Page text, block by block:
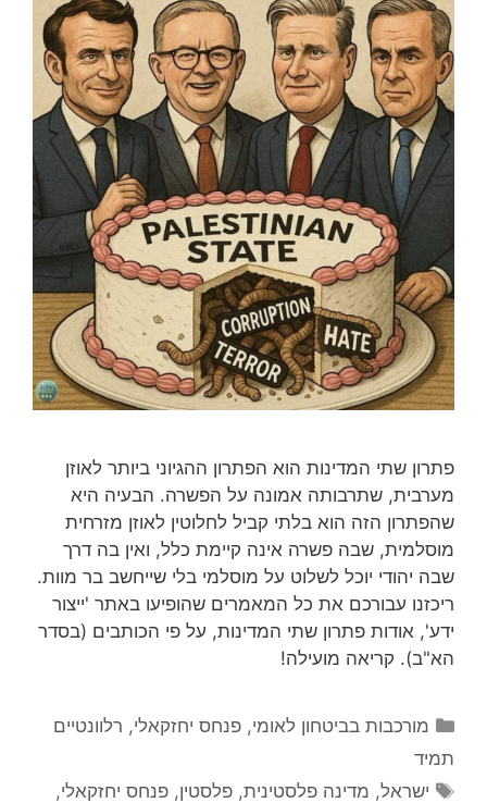
פתרון שתי המדינות הוא הפתרון ההגיוני ביותר לאוזן
מערבית, שתרבותה אמונה על הפשרה. הבעיה היא
שהפתרון הזה הוא בלתי קביל לחלוטין לאוזן מזרחית
מוסלמית, שבה פשרה אינה קיימת כלל, ואין בה דרך
שבה יהודי יוכל לשלוט על מוסלמי בלי שייחשב בר מוות.
ריכזנו עבורכם את כל המאמרים שהופיעו באתר 'ייצור
ידע', אודות פתרון שתי המדינות, על פי הכותבים (בסדר
הא"ב). קריאה מועילה!
קטגוריות
מורכבות בביטחון לאומי,פנחס יחזקאלי, רלוונטיים
תמיד
תגיות
ישראל, מדינה פלסטינית,פלסטין,פנחס יחזקאלי,